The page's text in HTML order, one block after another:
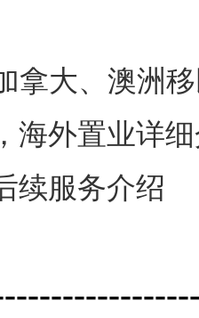
拿大、澳洲
海外置业详
续服务介绍